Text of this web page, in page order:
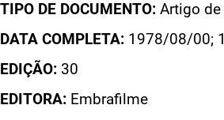
TIPO DE DOCUMENTO: Artigo
DATA COMPLETA: 1978/08/00;
EDIÇÃO: 30
EDITORA: Embrafilme